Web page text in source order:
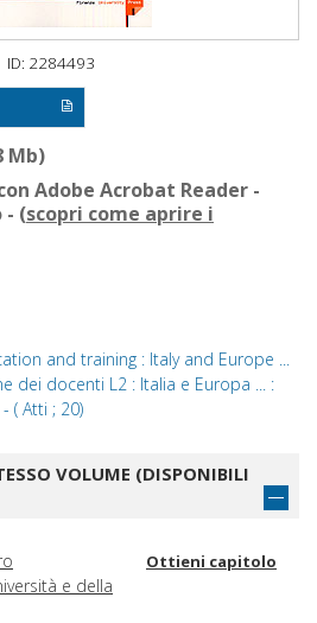
ID: 2284493
Mb)
Adobe Acrobat Reader -
(scopri come aprire i
and training : Italy and Europe ...
dei docenti L2 : Italia e Europa ... :
( Atti ; 20)
VOLUME (DISPONIBILI
e della
Ottieni capitolo